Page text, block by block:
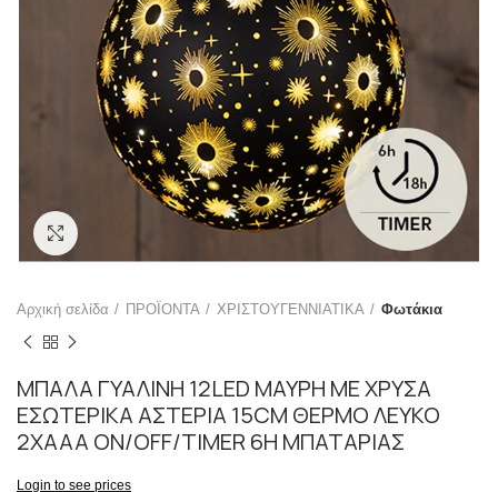
Αρχική σελίδα ΠΡΟΪΟΝΤΑ ΧΡΙΣΤΟΥΓΕΝΝΙΑΤΙΚΑ Φωτάκια
ΜΠΑΛΑ ΓΥΑΛΙΝΗ 12LED ΜΑΥΡΗ ΜΕ ΧΡΥΣΑ
ΕΣΩΤΕΡΙΚΑ ΑΣΤΕΡΙΑ 15CM ΘΕΡΜΟ ΛΕΥΚΟ
2XAAA ON/OFF/TIMER 6H ΜΠΑΤΑΡΙΑΣ
Login to see prices